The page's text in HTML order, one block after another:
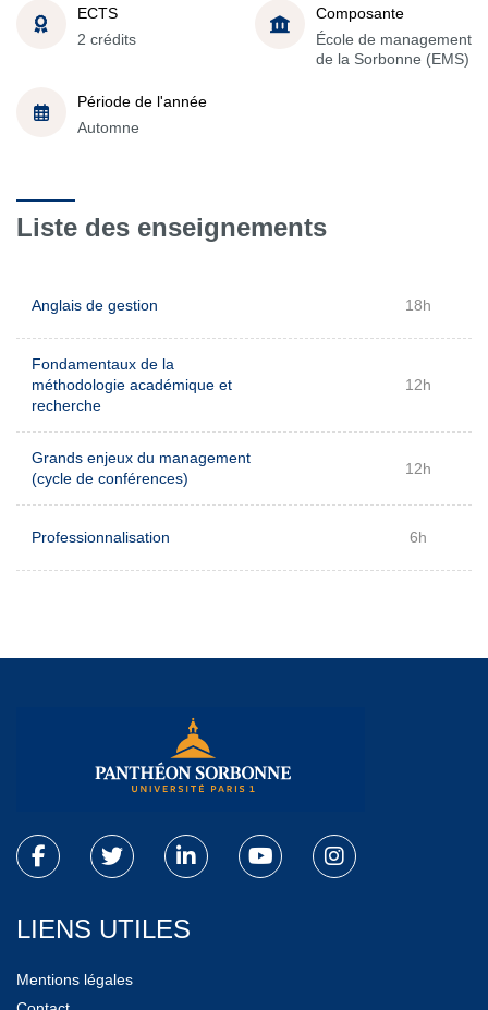
ECTS
2 crédits
Composante
École de management
de la Sorbonne (EMS)
Période de l'année
Automne
Liste des enseignements
Anglais de gestion 18h
Fondamentaux de la
méthodologie académique et
recherche
12h
Grands enjeux du management
(cycle de conférences)
12h
Professionnalisation 6h
LIENS UTILES
Mentions légales